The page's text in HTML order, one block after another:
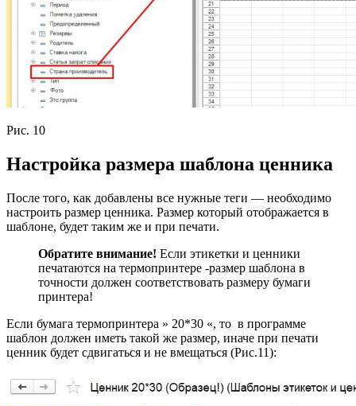
Рис. 10
Настройка размера шаблона ценника
После того, как добавлены все нужные теги — необходимо
настроить размер ценника. Размер который отображается в
шаблоне, будет таким же и при печати.
Обратите внимание! Если этикетки и ценники
печатаются на термопринтере -размер шаблона в
точности должен соответствовать размеру бумаги
принтера!
Если бумага термопринтера » 20*30 «, то в программе
шаблон должен иметь такой же размер, иначе при печати
ценник будет сдвигаться и не вмещаться (Рис.11):